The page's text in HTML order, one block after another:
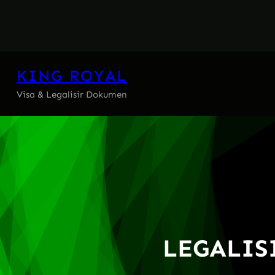
KING ROYAL
Visa & Legalisir Dokumen